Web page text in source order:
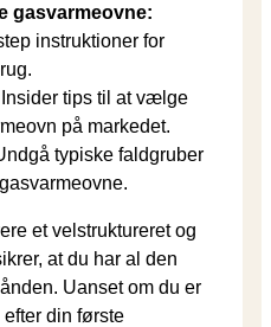
gasvarmeovne:
instruktioner for
Insider tips til at vælge
på markedet.
typiske faldgruber
et velstruktureret og
at du har al den
Uanset om du er
din første